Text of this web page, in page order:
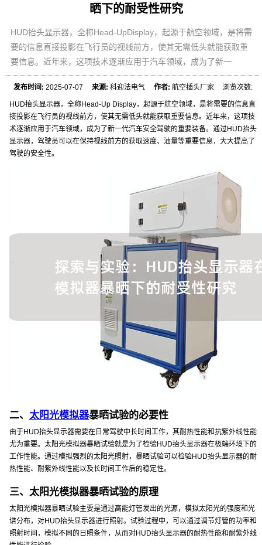
晒下的耐受性研究
HUD抬头显示器，全称Head-UpDisplay，起源于航空领域，是将需
要的信息直接投影在飞行员的视线前方，使其无需低头就能获取重
要信息。近年来，这项技术逐渐应用于汽车领域，成为了新一
发布时间: 2025-07-07来源: 科迎法电气作者: 航空插头厂家 浏览次数:
HUD抬头显示器，全称Head-Up Display，起源于航空领域，是将需要的信息直
接投影在飞行员的视线前方，使其无需低头就能获取重要信息。近年来，这项技
术逐渐应用于汽车领域，成为了新一代汽车安全驾驶的重要装备。通过HUD抬头
显示器，驾驶员可以在保持视线前方的获取速度、油量等重要信息，大大提高了
驾驶的安全性。
二、 太阳光模拟器暴晒试验的必要性
由于HUD抬头显示器需要在日常驾驶中长时间工作，其耐热性能和抗紫外线性能
尤为重要。太阳光模拟器暴晒试验就是为了检验HUD抬头显示器在极端环境下的
工作性能。通过模拟强烈的太阳光照射，暴晒试验可以检验HUD抬头显示器的耐
热性能、耐紫外线性能以及长时间工作后的稳定性。
三、太阳光模拟器暴晒试验的原理
太阳光模拟器暴晒试验主要是通过高能灯管发出的光源，模拟太阳光的强度和光
谱分布，对HUD抬头显示器进行照射。试验过程中，可以通过调节灯管的功率和
照射时间，模拟不同的日照条件，从而对HUD抬头显示器的耐热性能和耐紫外线